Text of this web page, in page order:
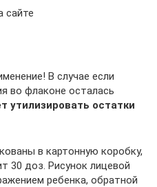
сайте
В случае если
во флаконе осталась
утилизировать остатки
в картонную коробку,
30 доз. Рисунок лицевой
ребенка, обратной